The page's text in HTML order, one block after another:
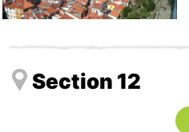
Section 12